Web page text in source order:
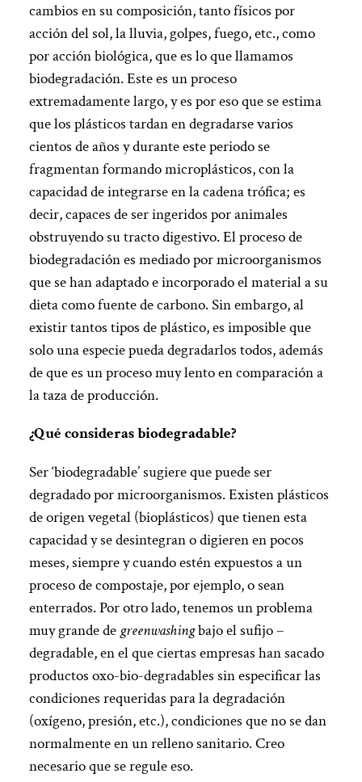
cambios en su composición, tanto físicos por
acción del sol, la lluvia, golpes, fuego, etc., como
por acción biológica, que es lo que llamamos
biodegradación. Este es un proceso
extremadamente largo, y es por eso que se estima
que los plásticos tardan en degradarse varios
cientos de años y durante este periodo se
fragmentan formando microplásticos, con la
capacidad de integrarse en la cadena trófica; es
decir, capaces de ser ingeridos por animales
obstruyendo su tracto digestivo. El proceso de
biodegradación es mediado por microorganismos
que se han adaptado e incorporado el material a su
dieta como fuente de carbono. Sin embargo, al
existir tantos tipos de plástico, es imposible que
solo una especie pueda degradarlos todos, además
de que es un proceso muy lento en comparación a
la taza de producción.
¿Qué consideras biodegradable?
Ser ‘biodegradable’ sugiere que puede ser
degradado por microorganismos. Existen plásticos
de origen vegetal (bioplásticos) que tienen esta
capacidad y se desintegran o digieren en pocos
meses, siempre y cuando estén expuestos a un
proceso de compostaje, por ejemplo, o sean
enterrados. Por otro lado, tenemos un problema
muy grande de greenwashingbajo el sufijo –
degradable, en el que ciertas empresas han sacado
productos oxo-bio-degradables sin especificar las
condiciones requeridas para la degradación
(oxígeno, presión, etc.), condiciones que no se dan
normalmente en un relleno sanitario. Creo
necesario que se regule eso.